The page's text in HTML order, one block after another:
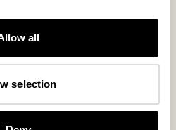
all
selection
tyyny 40 x 40 cm
Pehmeä sekä